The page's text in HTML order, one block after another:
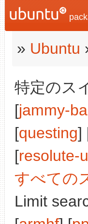
» Ubuntu
特定のス
[jammy-
[questing]
[resolute-
すべての
Limit